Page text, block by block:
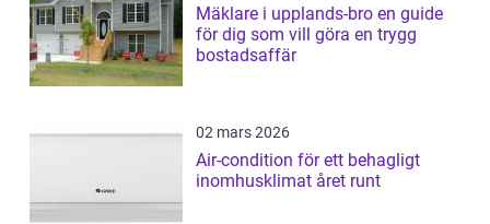
Mäklare i upplands-bro en guide
för dig som vill göra en trygg
bostadsaffär
02 mars 2026
Air-condition för ett behagligt
inomhusklimat året runt